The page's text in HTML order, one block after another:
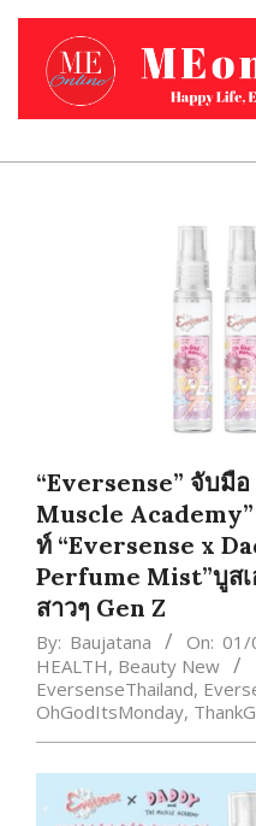
Skip
content
Primary
“Eversense” จับมื
Muscle
ท์ “Eversense x
Perfume Mist”บูส
สาวๆ Gen Z
By: Baujatana On: 01/
HEALTH, Beauty New
EversenseThailand,
OhGodItsMonday,